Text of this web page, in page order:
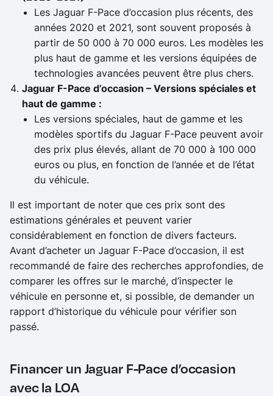
Les Jaguar F-Pace d’occasion plus récents, des
années 2020 et 2021, sont souvent proposés à
partir de 50 000 à 70 000 euros. Les modèles les
plus haut de gamme et les versions équipées de
technologies avancées peuvent être plus chers.
Jaguar F-Pace d’occasion – Versions spéciales et
haut de gamme :
Les versions spéciales, haut de gamme et les
modèles sportifs du Jaguar F-Pace peuvent avoir
des prix plus élevés, allant de 70 000 à 100 000
euros ou plus, en fonction de l’année et de l’état
du véhicule.
Il est important de noter que ces prix sont des
estimations générales et peuvent varier
considérablement en fonction de divers facteurs.
Avant d’acheter un Jaguar F-Pace d’occasion, il est
recommandé de faire des recherches approfondies, de
comparer les offres sur le marché, d’inspecter le
véhicule en personne et, si possible, de demander un
rapport d’historique du véhicule pour vérifier son
passé.
Financer un Jaguar F-Pace d’occasion
avec la LOA